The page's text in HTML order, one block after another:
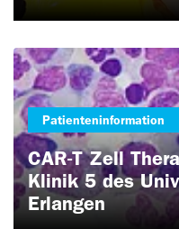
Patienteninformation
CAR-T Zell
Klinik 5 des
Erlangen